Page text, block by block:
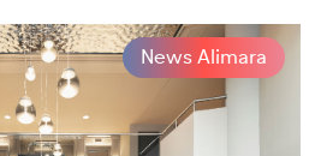
News Alimara